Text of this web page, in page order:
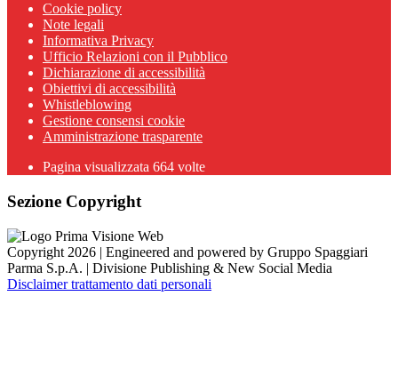
Cookie policy
Note legali
Informativa Privacy
Ufficio Relazioni con il Pubblico
Dichiarazione di accessibilità
Obiettivi di accessibilità
Whistleblowing
Gestione consensi cookie
Amministrazione trasparente
Pagina visualizzata 664 volte
Sezione Copyright
Copyright 2026 | Engineered and powered by Gruppo Spaggiari
Parma S.p.A. | Divisione Publishing & New Social Media
Disclaimer trattamento dati personali